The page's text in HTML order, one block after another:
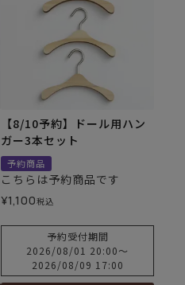
【8/10予約】ドール用ハン
ガー3本セット
予約商品
こちらは予約商品です
¥1,100税込
予約受付期間
2026/08/01 20:00〜
2026/08/09 17:00